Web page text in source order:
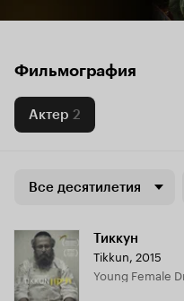
Фильмография
Актер 2
Все десятилетия
Тиккун
Tikkun, 2015
Young Female